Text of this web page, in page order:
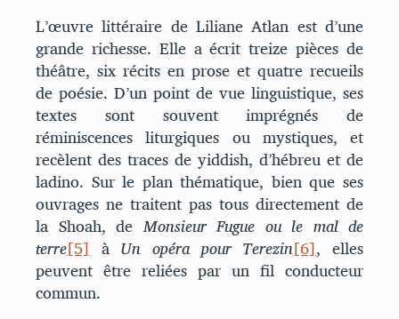
L’œuvre littéraire de Liliane Atlan est d’une
grande richesse. Elle a écrit treize pièces de
théâtre, six récits en prose et quatre recueils
de poésie. D’un point de vue linguistique, ses
textes sont souvent imprégnés de
réminiscences liturgiques ou mystiques, et
recèlent des traces de yiddish, d’hébreu et de
ladino. Sur le plan thématique, bien que ses
ouvrages ne traitent pas tous directement de
la Shoah, deMonsieur Fugue ou le mal de
terre[5] à Un opéra pour Terezin[6], elles
peuvent être reliées par un fil conducteur
commun.